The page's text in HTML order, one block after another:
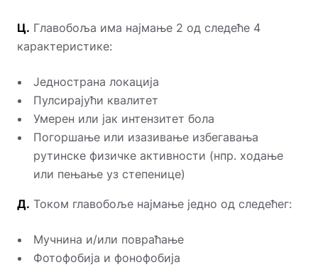
Ц. Главобоља има најмање 2 од следеће 4
карактеристике:
Једнострана локација
Пулсирајући квалитет
Умерен или јак интензитет бола
Погоршање или изазивање избегавања
рутинске физичке активности (нпр. ходање
или пењање уз степенице)
Д. Током главобоље најмање једно од следећег:
Мучнина и/или повраћање
Фотофобија и фонофобија